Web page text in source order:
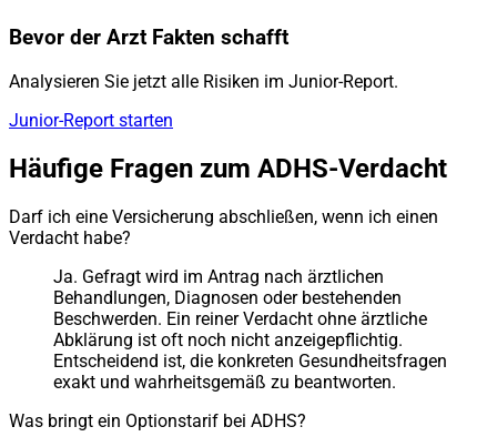
Bevor der Arzt Fakten schafft
Analysieren Sie jetzt alle Risiken im Junior-Report.
Junior-Report starten
Häufige Fragen zum ADHS-Verdacht
Darf ich eine Versicherung abschließen, wenn ich einen
Verdacht habe?
Ja. Gefragt wird im Antrag nach ärztlichen
Behandlungen, Diagnosen oder bestehenden
Beschwerden. Ein reiner Verdacht ohne ärztliche
Abklärung ist oft noch nicht anzeigepflichtig.
Entscheidend ist, die konkreten Gesundheitsfragen
exakt und wahrheitsgemäß zu beantworten.
Was bringt ein Optionstarif bei ADHS?